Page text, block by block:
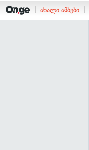
ახალი ამბები